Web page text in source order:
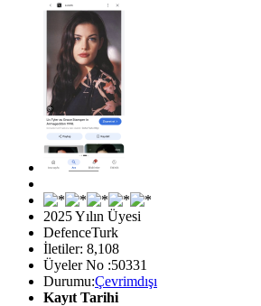
2025 Yılın Üyesi
DefenceTurk
İletiler: 8,108
Üyeler No :50331
Durumu:Çevrimdışı
Kayıt Tarihi